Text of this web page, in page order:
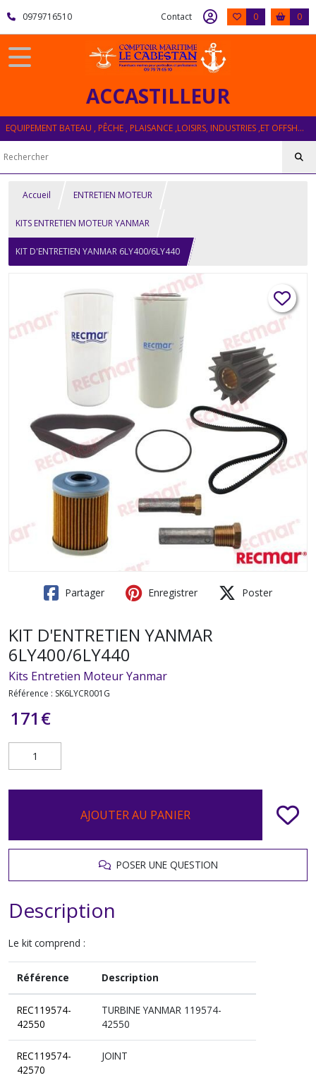
0979716510 Contact 0 0
ACCASTILLEUR
EQUIPEMENT BATEAU , PÊCHE , PLAISANCE ,LOISIRS, INDUSTRIES ,ET OFFSHORE
Accueil ENTRETIEN MOTEUR
KITS ENTRETIEN MOTEUR YANMAR
KIT D'ENTRETIEN YANMAR 6LY400/6LY440
Partager Enregistrer Poster
KIT D'ENTRETIEN YANMAR
6LY400/6LY440
Kits Entretien Moteur Yanmar
Référence : SK6LYCR001G
171 €
AJOUTER AU PANIER
POSER UNE QUESTION
Description
Le kit comprend :
Référence Description
REC119574-
42550
TURBINE YANMAR 119574-
42550
REC119574-
42570
JOINT